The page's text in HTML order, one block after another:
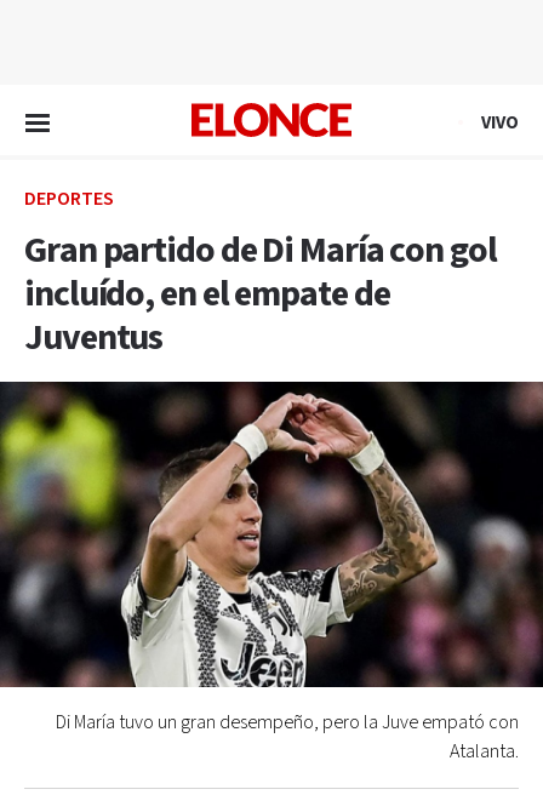
VIVO
DEPORTES
Gran partido de Di María con gol
incluído, en el empate de
Juventus
Di María tuvo un gran desempeño, pero la Juve empató con
Atalanta.